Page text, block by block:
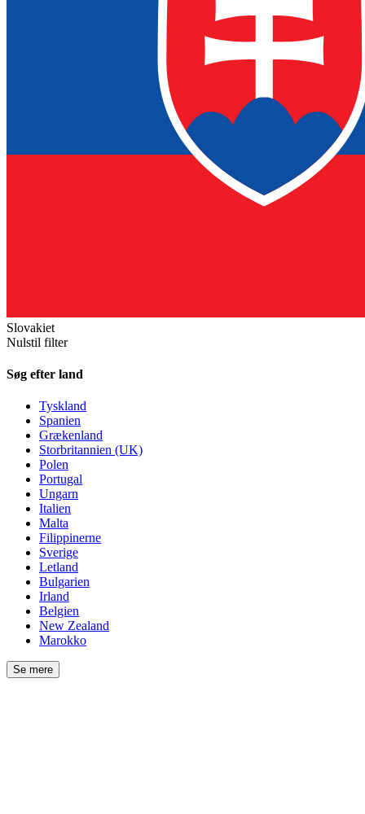
Slovakiet
Nulstil filter
Søg efter land
Tyskland
Spanien
Grækenland
Storbritannien (UK)
Polen
Portugal
Ungarn
Italien
Malta
Filippinerne
Sverige
Letland
Bulgarien
Irland
Belgien
New Zealand
Marokko
Se mere